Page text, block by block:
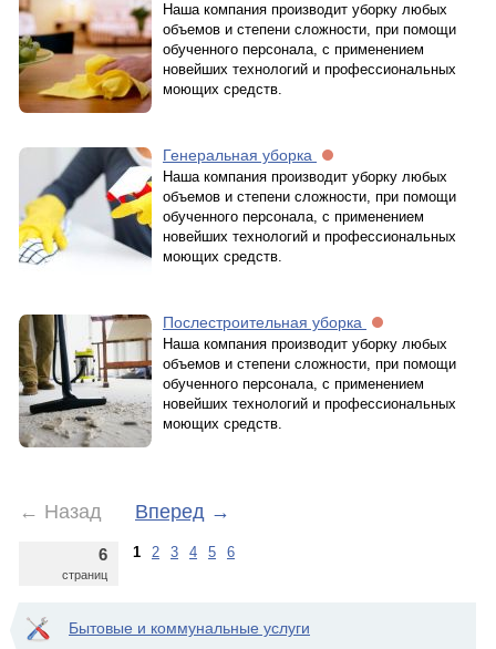
Наша компания производит уборку любых
объемов и степени сложности, при помощи
обученного персонала, с применением
новейших технологий и профессиональных
моющих средств.
Генеральная уборка
Наша компания производит уборку любых
объемов и степени сложности, при помощи
обученного персонала, с применением
новейших технологий и профессиональных
моющих средств.
Послестроительная уборка
Наша компания производит уборку любых
объемов и степени сложности, при помощи
обученного персонала, с применением
новейших технологий и профессиональных
моющих средств.
← Назад Вперед →
6
страниц
1 2 3 4 5 6
Бытовые и коммунальные услуги